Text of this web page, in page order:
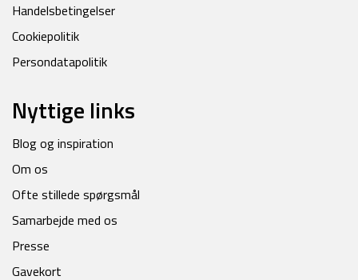
Handelsbetingelser
Cookiepolitik
Persondatapolitik
Nyttige links
Blog og inspiration
Om os
Ofte stillede spørgsmål
Samarbejde med os
Presse
Gavekort